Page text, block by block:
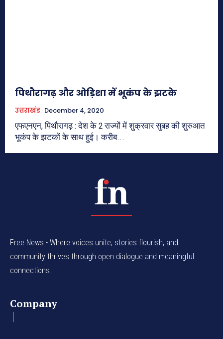
पिथौरागढ़ और ओड़िशा में भूकंप के झटके
उत्तराखंड December 4, 2020
एफएनएन, पिथौरागढ़ : देश के 2 राज्यों में शुक्रवार सुबह की शुरुआत
भूकंप के झटकों के साथ हुई। करीब...
Free News - Where voices unite, stories flourish, and
community thrives through open dialogue and meaningful
connections.
Company